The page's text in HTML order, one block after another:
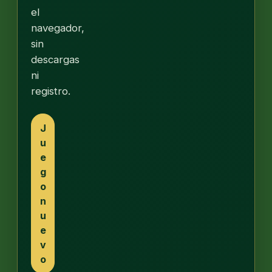
el
navegador,
sin
descargas
ni
registro.
J
u
e
g
o
n
u
e
v
o